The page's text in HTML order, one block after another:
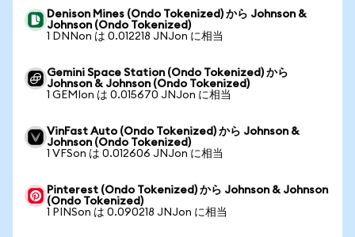
Denison Mines (Ondo Tokenized) から Johnson &
Johnson (Ondo Tokenized)
1 DNNon は 0.012218 JNJon に相当
Gemini Space Station (Ondo Tokenized) から
Johnson & Johnson (Ondo Tokenized)
1 GEMIon は 0.015670 JNJon に相当
VinFast Auto (Ondo Tokenized) から Johnson &
Johnson (Ondo Tokenized)
1 VFSon は 0.012606 JNJon に相当
Pinterest (Ondo Tokenized) から Johnson & Johnson
(Ondo Tokenized)
1 PINSon は 0.090218 JNJon に相当